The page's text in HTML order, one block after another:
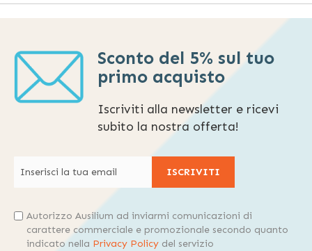
Sconto del 5% sul tuo
primo acquisto
Iscriviti alla newsletter e ricevi
subito la nostra offerta!
ISCRIVITI
Autorizzo Ausilium ad inviarmi comunicazioni di
carattere commerciale e promozionale secondo quanto
indicato nella Privacy Policy del servizio